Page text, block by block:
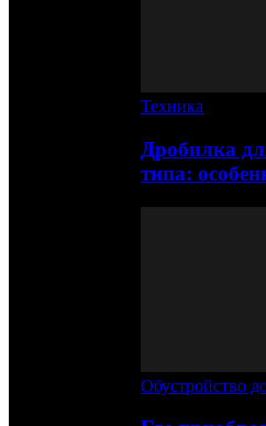
Техника
Дробилка
типа:
Обустройство